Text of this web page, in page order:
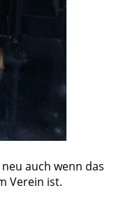
auch wenn das
Verein ist.